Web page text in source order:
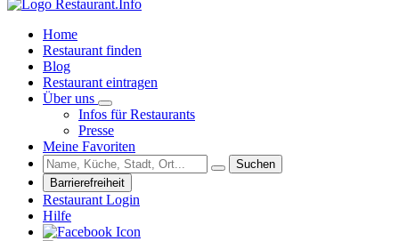
Home
Restaurant finden
Blog
Restaurant eintragen
Über uns
Infos für Restaurants
Presse
Meine Favoriten
Suchen
Barrierefreiheit
Restaurant Login
Hilfe